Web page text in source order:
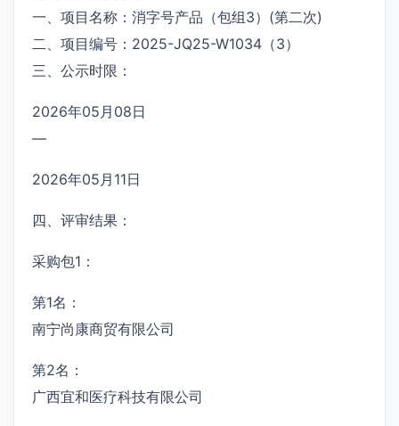
一、项目名称：消字号产品（包组3）(第二次)
二、项目编号：2025-JQ25-W1034（3）
三、公示时限：
2026年05月08日
—
2026年05月11日
四、评审结果：
采购包1：
第1名：
南宁尚康商贸有限公司
第2名：
广西宜和医疗科技有限公司